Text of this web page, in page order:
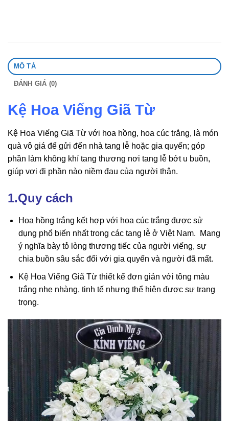
MÔ TẢ
ĐÁNH GIÁ (0)
Kệ Hoa Viếng Giã Từ
Kệ Hoa Viếng Giã Từ với hoa hồng, hoa cúc trắng, là món
quà vô giá để gửi đến nhà tang lễ hoặc gia quyến; góp
phần làm không khí tang thương nơi tang lễ bớt u buồn,
giúp vơi đi phần nào niềm đau của người thân.
1.Quy cách
Hoa hồng trắng kết hợp với hoa cúc trắng được sử
dụng phổ biến nhất trong các tang lễ ở Việt Nam. Mang
ý nghĩa bày tỏ lòng thương tiếc của người viếng, sự
chia buồn sâu sắc đối với gia quyến và người đã mất.
Kệ Hoa Viếng Giã Từ thiết kế đơn giản với tông màu
trắng nhẹ nhàng, tinh tế nhưng thể hiện được sự trang
trọng.